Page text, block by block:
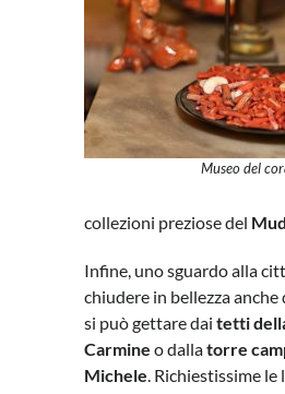
Museo del
collezioni preziose del
Infine, uno sguardo alla
chiudere in bellezza anche
si può gettare daitetti
Carmine o dallatorre
Michele . Richiestissime